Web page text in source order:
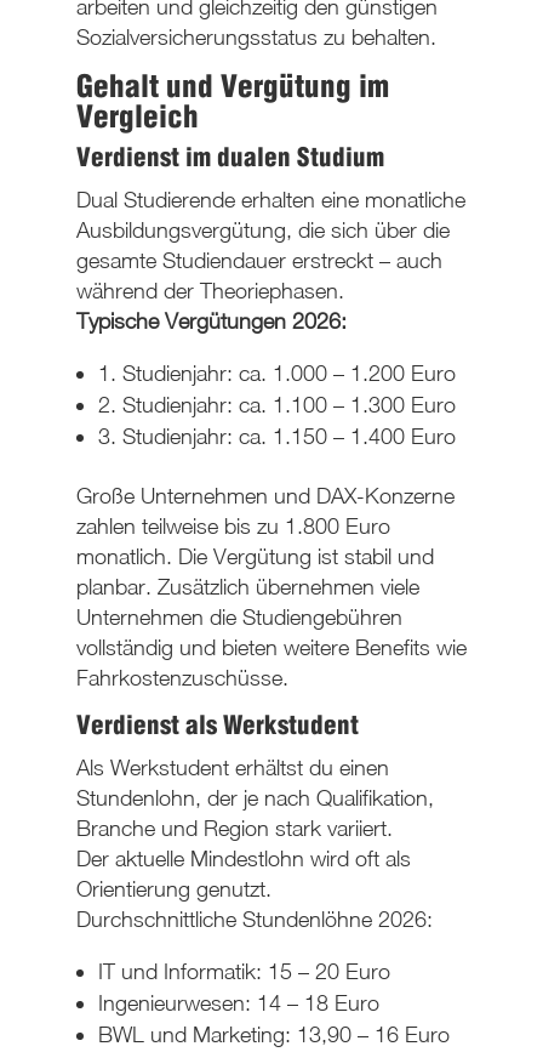
arbeiten und gleichzeitig den günstigen
Sozialversicherungsstatus zu behalten.
Gehalt und Vergütung im
Vergleich
Verdienst im dualen Studium
Dual Studierende erhalten eine monatliche
Ausbildungsvergütung, die sich über die
gesamte Studiendauer erstreckt – auch
während der Theoriephasen.
Typische Vergütungen 2026:
1. Studienjahr: ca. 1.000 – 1.200 Euro
2. Studienjahr: ca. 1.100 – 1.300 Euro
3. Studienjahr: ca. 1.150 – 1.400 Euro
Große Unternehmen und DAX-Konzerne
zahlen teilweise bis zu 1.800 Euro
monatlich. Die Vergütung ist stabil und
planbar. Zusätzlich übernehmen viele
Unternehmen die Studiengebühren
vollständig und bieten weitere Benefits wie
Fahrkostenzuschüsse.
Verdienst als Werkstudent
Als Werkstudent erhältst du einen
Stundenlohn, der je nach Qualifikation,
Branche und Region stark variiert.
Der aktuelle Mindestlohn wird oft als
Orientierung genutzt.
Durchschnittliche Stundenlöhne 2026:
IT und Informatik: 15 – 20 Euro
Ingenieurwesen: 14 – 18 Euro
BWL und Marketing: 13,90 – 16 Euro